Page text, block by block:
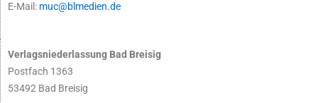
E-Mail: muc@blmedien.de
Verlagsniederlassung Bad Breisig
Postfach 1363
53492 Bad Breisig